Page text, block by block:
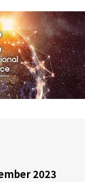
2023